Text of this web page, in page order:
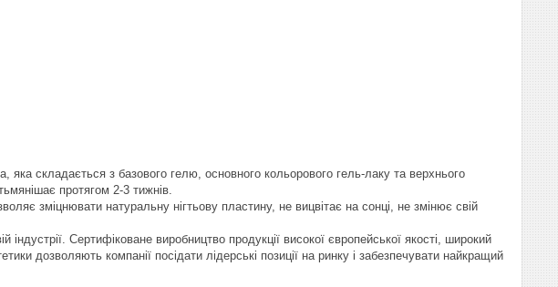
складається з базового гелю, основного кольорового гель-лаку та верхнього
протягом 2-3 тижнів.
зміцнювати натуральну нігтьову пластину, не вицвітає на сонці, не змінює свій
індустрії. Сертифіковане виробництво продукції високої європейської якості, широкий
дозволяють компанії посідати лідерські позиції на ринку і забезпечувати найкращий